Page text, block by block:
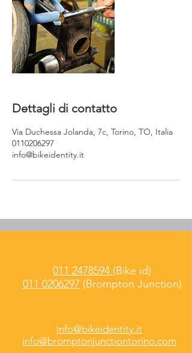
Dettagli di contatto
Via Duchessa Jolanda, 7c, Torino, TO, Italia
0110206297
info@bikeidentity.it
011 2478594 (Bike id)
011 0206297 (Brompton Junction)
info@bikeidentity.it
info@bromptonjunctiontorino.com